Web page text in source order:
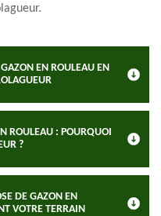
EN ROULEAU EN
ROULEAU : POURQUOI
?
DE GAZON EN
VOTRE TERRAIN